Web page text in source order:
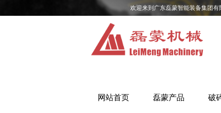
欢迎来到广东磊蒙智能装备集团
网站首页 磊蒙产品 破